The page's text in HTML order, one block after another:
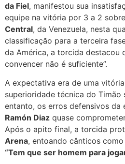
da Fiel, manifestou sua
equipe na vitória por 3 a 2
Central, da Venezuela, nesta
classificação para a terceira
da América, a torcida destacou
convencer não é suficiente”.
A expectativa era de uma
superioridade técnica do Timão
entanto, os erros defensivos da
Ramón Diaz quase
Após o apito final, a torcida
Arena, entoando cânticos como
“Tem que ser homem para